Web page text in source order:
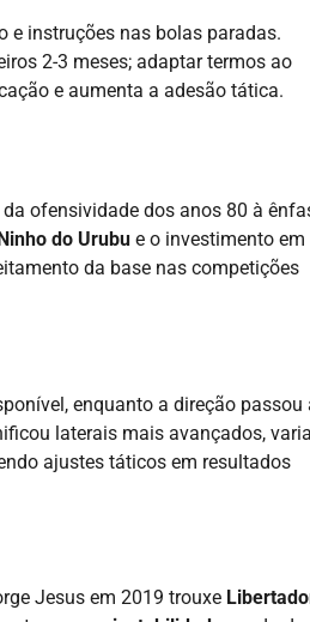
e instruções nas bolas paradas.
2-3 meses; adaptar termos ao
e aumenta a adesão tática.
ofensividade dos anos 80 à
Ninho do Urubu e o investimento em
da base nas competições
enquanto a direção passou
laterais mais avançados,
ajustes táticos em resultados
Jesus em 2019 trouxe